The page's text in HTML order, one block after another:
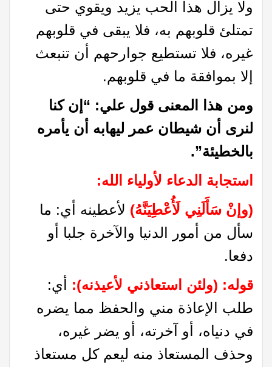
ولا يزال هذا الحب يزيد ويقوي حتى
تمتلئ قلوبهم به، فلا يبقى في قلوبهم
غيره، فلا تستطيع جوارحهم أن تنبعث
إلا بموافقة ما في قلوبهم.
ومن هذا المعنى قول علي: “إن كنا
لنرى أن شيطان عمر ليهابه أن يأمره
بالخطيئة”.
استجابة الدعاء لأولياء الله:
(وإنْ سَأَلَنِي لَأُعْطِيَنَّهُ) لأعطينه أي: ما
سأل من أمور الدنيا والآخرة جلبا أو
دفعا.
قوله: (ولئن استعاذني لأعيذنه): أي:
طلب الإعاذة مني والحفظ مما يضره
في دنياه، أو آخرته، أو يضر غيره،
وحذف المستعاذ منه ليعم كل مستعاذ